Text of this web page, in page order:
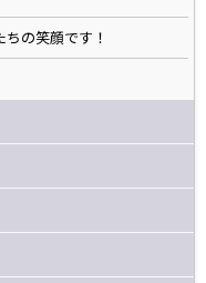
の笑顔です！